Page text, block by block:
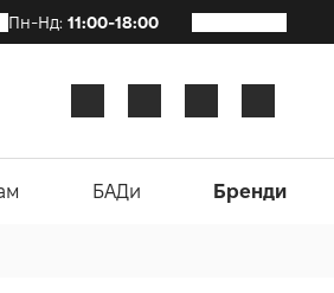
Пн-Нд: 11:00-18:00
БАДи Бренди